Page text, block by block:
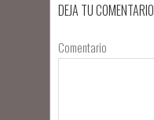
DEJA TU COMENTARIO
Comentario